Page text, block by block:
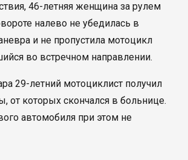
46-летняя женщина за рулем
налево не убедилась в
и не пропустила мотоцикл
во встречном направлении.
29-летний мотоциклист получил
от которых скончался в больнице.
автомобиля при этом не